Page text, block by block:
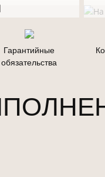
Гарантийные
обязательства